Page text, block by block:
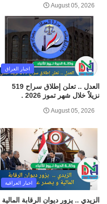
August 05, 2026
اخبار العراق
العدل .. تعلن إطلاق سراح 519
نزيلاً خلال شهر تموز 2026 .
August 05, 2026
اخبار العراقية
الزيدي .. يزور ديوان الرقابة المالية